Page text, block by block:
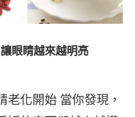
眼睛越來越明亮
化開始 當你發現，